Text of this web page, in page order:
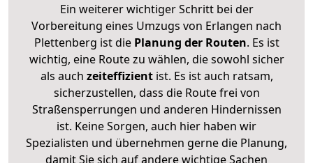
Ein weiterer wichtiger Schritt bei der
Vorbereitung eines Umzugs von Erlangen nach
Plettenberg ist diePlanung der Routen. Es ist
wichtig, eine Route zu wählen, die sowohl sicher
als auch zeiteffizientist. Es ist auch ratsam,
sicherzustellen, dass die Route frei von
Straßensperrungen und anderen Hindernissen
ist. Keine Sorgen, auch hier haben wir
Spezialisten und übernehmen gerne die Planung,
damit Sie sich auf andere wichtige Sachen